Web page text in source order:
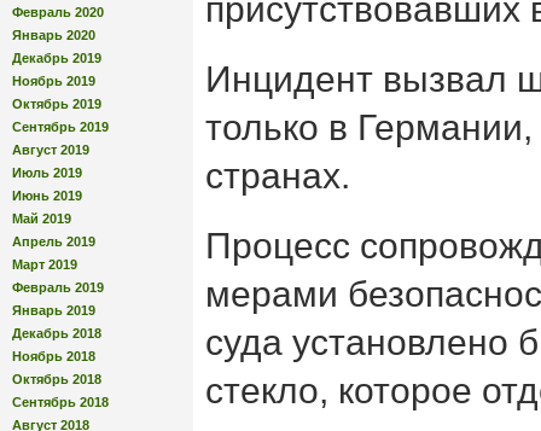
Февраль 2020
Январь 2020
Декабрь 2019
Ноябрь 2019
Октябрь 2019
Сентябрь 2019
Август 2019
Июль 2019
Июнь 2019
Май 2019
Апрель 2019
Март 2019
Февраль 2019
Январь 2019
Декабрь 2018
Ноябрь 2018
Октябрь 2018
Сентябрь 2018
Август 2018
присутствовавших
Инцидент вызвал
только в
странах.
Процесс
мерами
суда установлено
стекло, которое